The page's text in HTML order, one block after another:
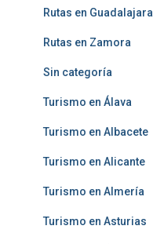
Rutas en Guadalajara
Rutas en Zamora
Sin categoría
Turismo en Álava
Turismo en Albacete
Turismo en Alicante
Turismo en Almería
Turismo en Asturias